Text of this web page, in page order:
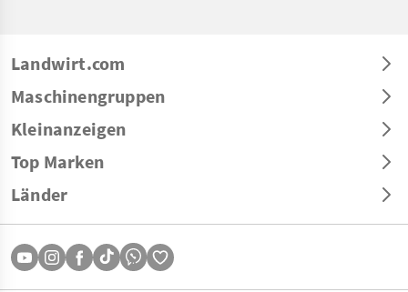
Landwirt.com
Maschinengruppen
Kleinanzeigen
Top Marken
Länder